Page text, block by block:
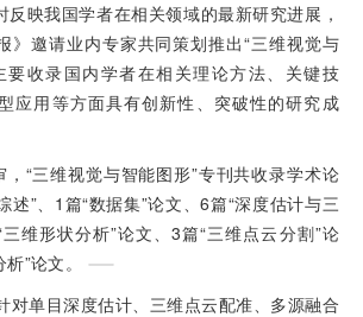
反映我国学者在相关领域的最新研究进展，
》邀请业内专家共同策划推出“三维视觉与
要收录国内学者在相关理论方法、关键技
应用等方面具有创新性、突破性的研究成
“三维视觉与智能图形”专刊共收录学术论
述”、1篇“数据集”论文、6篇“深度估计与三
维形状分析”论文、3篇“三维点云分割”论
”论文。
对单目深度估计、三维点云配准、多源融合